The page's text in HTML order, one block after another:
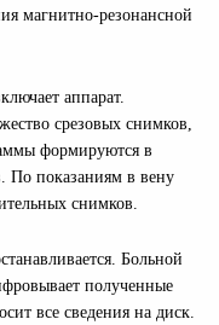
магнитно-резонансной
аппарат.
срезовых снимков,
формируются в
По показаниям в вену
снимков.
Больной
полученные
все сведения на диск.